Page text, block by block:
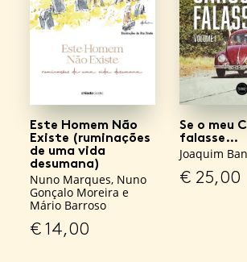
Este Homem Não
Existe (ruminações
de uma vida
desumana)
Nuno Marques, Nuno
Gonçalo Moreira e
Mário Barroso
€14,00
Se o meu
falasse…
Joaquim
€ 25,00